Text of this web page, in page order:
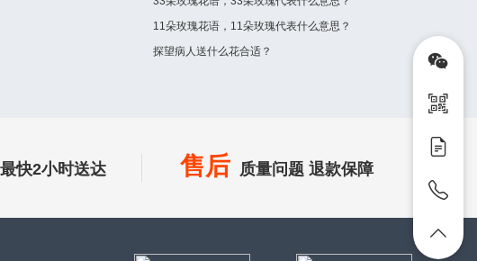
11朵玫瑰花语，11朵玫瑰代表什么意思？
探望病人送什么花合适？
快2小时送达 售后 质量问题 退款保障